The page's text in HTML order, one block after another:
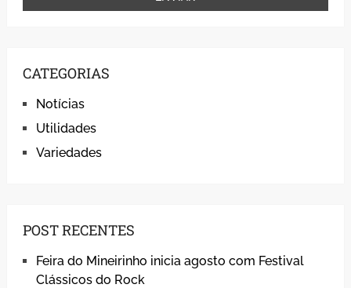
CATEGORIAS
Notícias
Utilidades
Variedades
POST RECENTES
Feira do Mineirinho inicia agosto com Festival
Clássicos do Rock